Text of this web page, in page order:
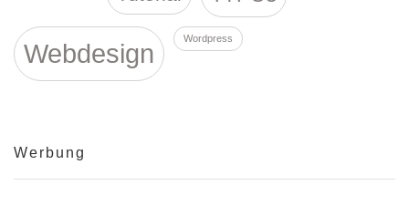
Webdesign Wordpress
Werbung